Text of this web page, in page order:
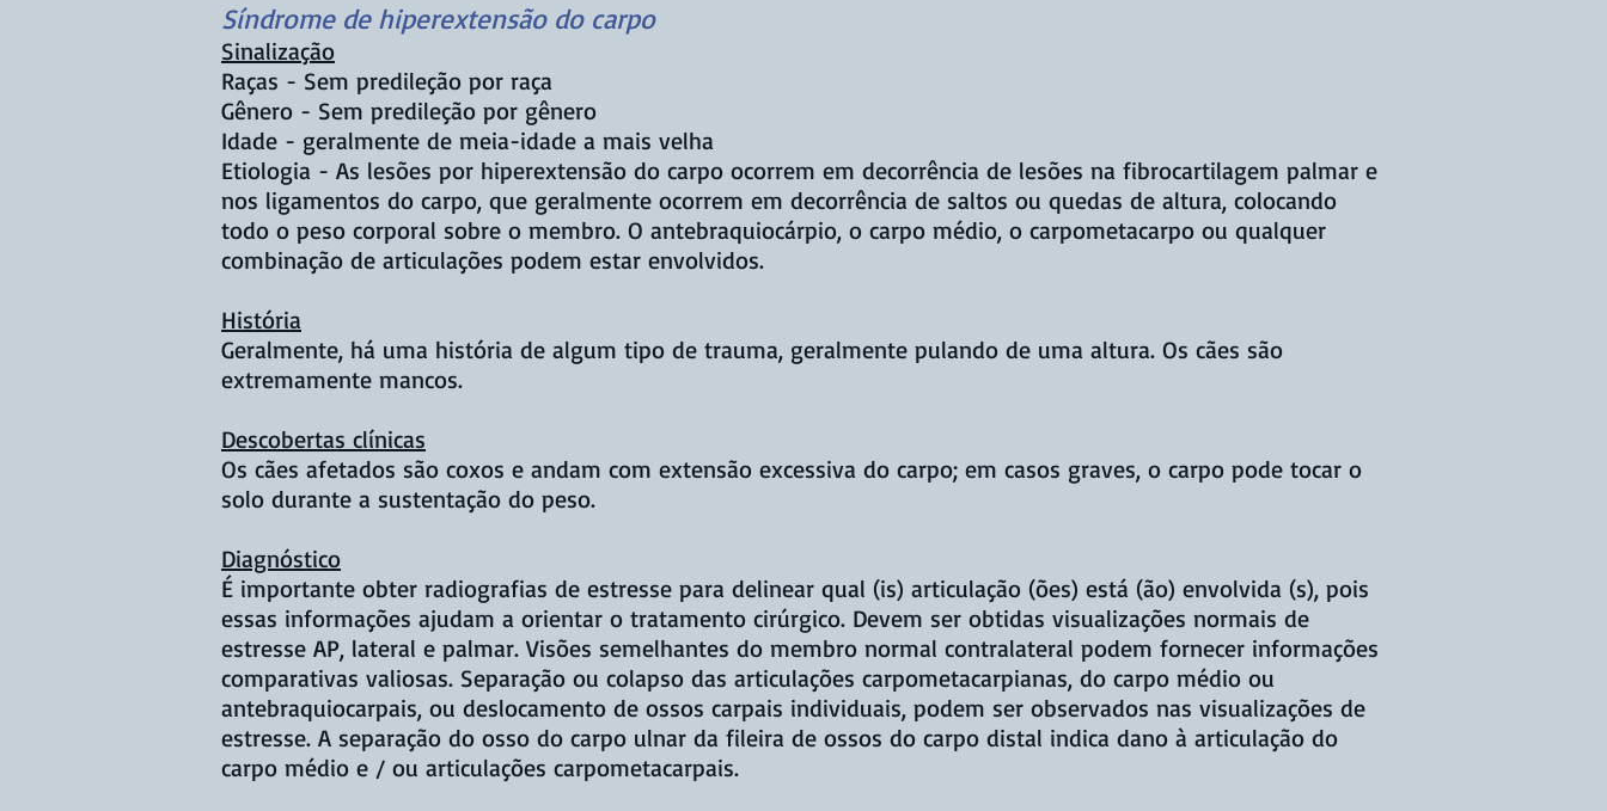
Síndrome de hiperextensão do carpo
Sinalização
Raças - Sem predileção por raça
Gênero - Sem predileção por gênero
Idade - geralmente de meia-idade a mais velha
Etiologia - As lesões por hiperextensão do carpo ocorrem em decorrência de lesões na fibrocartilagem palmar e
nos ligamentos do carpo, que geralmente ocorrem em decorrência de saltos ou quedas de altura, colocando
todo o peso corporal sobre o membro. O antebraquiocárpio, o carpo médio, o carpometacarpo ou qualquer
combinação de articulações podem estar envolvidos.
História
Geralmente, há uma história de algum tipo de trauma, geralmente pulando de uma altura. Os cães são
extremamente mancos.
Descobertas clínicas
Os cães afetados são coxos e andam com extensão excessiva do carpo; em casos graves, o carpo pode tocar o
solo durante a sustentação do peso.
Diagnóstico
É importante obter radiografias de estresse para delinear qual (is) articulação (ões) está (ão) envolvida (s), pois
essas informações ajudam a orientar o tratamento cirúrgico. Devem ser obtidas visualizações normais de
estresse AP, lateral e palmar. Visões semelhantes do membro normal contralateral podem fornecer informações
comparativas valiosas. Separação ou colapso das articulações carpometacarpianas, do carpo médio ou
antebraquiocarpais, ou deslocamento de ossos carpais individuais, podem ser observados nas visualizações de
estresse. A separação do osso do carpo ulnar da fileira de ossos do carpo distal indica dano à articulação do
carpo médio e / ou articulações carpometacarpais.